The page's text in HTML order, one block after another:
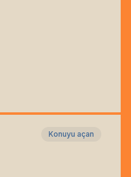
Konuyu açan